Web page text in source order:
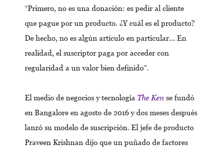
“Primero, no es una donación: es pedir al cliente
que pague por un producto. ¿Y cuál es el producto?
De hecho, no es algún artículo en particular… En
realidad, el suscriptor paga por acceder con
regularidad a un valor bien definido”.
El medio de negocios y tecnología The Ken se fundó
en Bangalore en agosto de 2016 y dos meses después
lanzó su modelo de suscripción. El jefe de producto
Praveen Krishnan dijo que un puñado de factores